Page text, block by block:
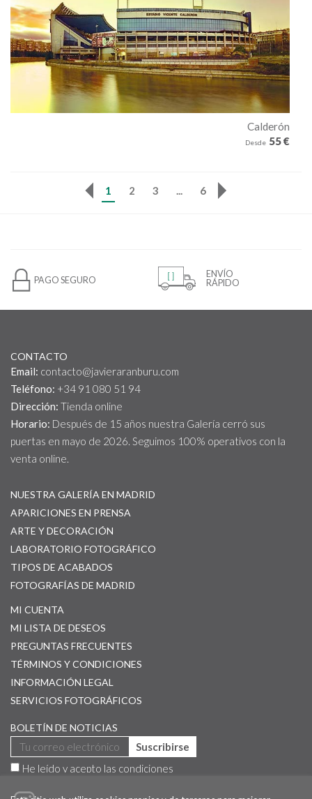
Calderón
Desde 55 €
1 2 3 ... 6
PAGO SEGURO
ENVÍO
RÁPIDO
CONTACTO
Email: contacto@javieraranburu.com
Teléfono: +34 91 080 51 94
Dirección: Tienda online
Horario: Después de 15 años nuestra Galería cerró sus
puertas en mayo de 2026. Seguimos 100% operativos con la
venta online.
NUESTRA GALERÍA EN MADRID
APARICIONES EN PRENSA
ARTE Y DECORACIÓN
LABORATORIO FOTOGRÁFICO
TIPOS DE ACABADOS
FOTOGRAFÍAS DE MADRID
MI CUENTA
MI LISTA DE DESEOS
PREGUNTAS FRECUENTES
TÉRMINOS Y CONDICIONES
INFORMACIÓN LEGAL
SERVICIOS FOTOGRÁFICOS
BOLETÍN DE NOTICIAS
Suscribirse
He leído y acepto las condiciones